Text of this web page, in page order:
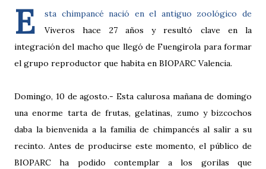
E
sta chimpancé nació en el antiguo zoológico de
Viveros hace 27 años y resultó clave en la
integración del macho que llegó de Fuengirola para formar
el grupo reproductor que habita en BIOPARC Valencia.
Domingo, 10 de agosto.- Esta calurosa mañana de domingo
una enorme tarta de frutas, gelatinas, zumo y bizcochos
daba la bienvenida a la familia de chimpancés al salir a su
recinto. Antes de producirse este momento, el público de
BIOPARC ha podido contemplar a los gorilas que